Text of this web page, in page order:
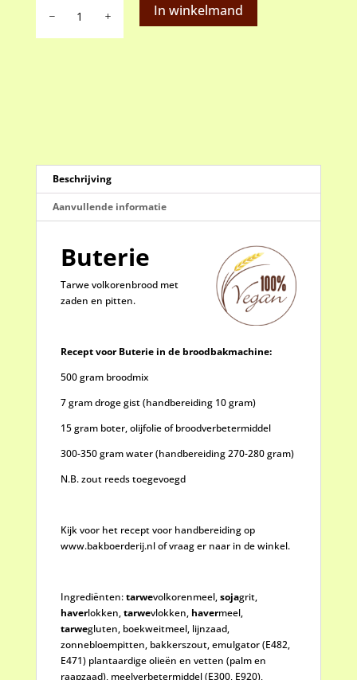
aantal
In winkelmand
Beschrijving
Aanvullende informatie
Buterie
Tarwe volkorenbrood met
zaden en pitten.
Recept voorButerie in de broodbakmachine:
500 gram broodmix
7 gram droge gist (handbereiding 10 gram)
15 gram boter, olijfolie of broodverbetermiddel
300-350 gram water (handbereiding 270-280 gram)
N.B. zout reeds toegevoegd
Kijk voor het recept voor handbereiding op
www.bakboerderij.nl of vraag er naar in de winkel.
Ingrediënten:tarwevolkorenmeel,sojagrit,
haverlokken,tarwevlokken, havermeel,
tarwegluten, boekweitmeel, lijnzaad,
zonnebloempitten, bakkerszout, emulgator (E482,
E471) plantaardige olieën en vetten (palm en
raapzaad), meelverbetermiddel (E300, E920),